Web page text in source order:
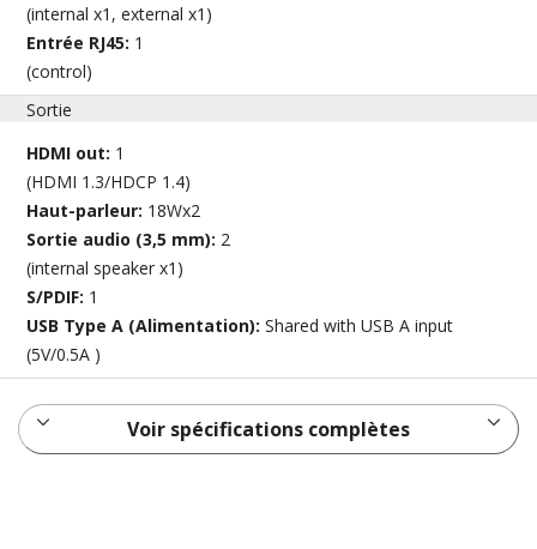
(internal x1, external x1)
Entrée RJ45: 1
(control)
Sortie
HDMI out: 1
(HDMI 1.3/HDCP 1.4)
Haut-parleur: 18Wx2
Sortie audio (3,5 mm): 2
(internal speaker x1)
S/PDIF: 1
USB Type A (Alimentation):Shared with USB A input
(5V/0.5A )
Voir spécifications complètes